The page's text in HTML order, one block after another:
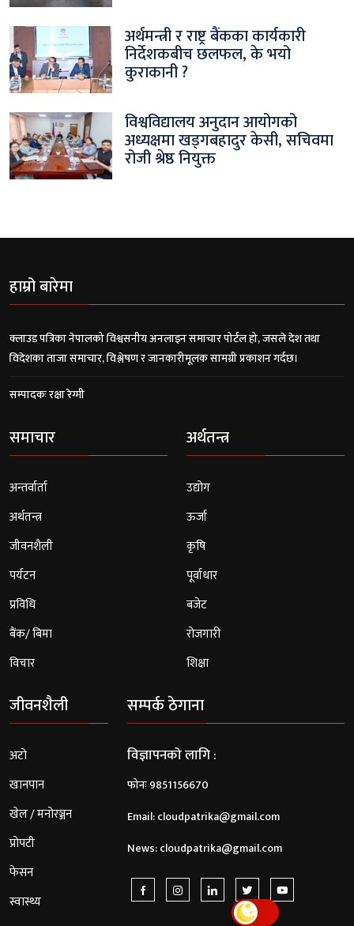
अर्थमन्त्री र राष्ट्र बैंकका कार्यकारी
निर्देशकबीच छलफल, के भयो
कुराकानी ?
विश्वविद्यालय अनुदान आयोगको
अध्यक्षमा खड्गबहादुर केसी, सचिवमा
रोजी श्रेष्ठ नियुक्त
हाम्रो बारेमा
क्लाउड पत्रिका नेपालको विश्वसनीय अनलाइन समाचार पोर्टल हो, जसले देश तथा
विदेशका ताजा समाचार, विश्लेषण र जानकारीमूलक सामग्री प्रकाशन गर्दछ।
सम्पादकः रक्षा रेग्मी
समाचार
अन्तर्वार्ता
अर्थतन्त्र
जीवनशैली
पर्यटन
प्रविधि
बैंक/ बिमा
विचार
अर्थतन्त्र
उद्योग
ऊर्जा
कृषि
पूर्वाधार
बजेट
रोजगारी
शिक्षा
जीवनशैली
अटो
खानपान
खेल / मनोरञ्जन
प्रोपटी
फेसन
स्वास्थ्य
सम्पर्क ठेगाना
विज्ञापनको लागि :
फोनः 9851156670
Email:cloudpatrika@gmail.com
News:cloudpatrika@gmail.com